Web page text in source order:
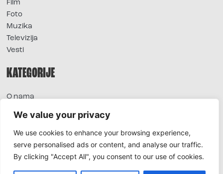
We value your privacy
We use cookies to enhance your browsing experience,
serve personalised ads or content, and analyse our traffic.
By clicking "Accept All", you consent to our use of cookies.
Film
Foto
Muzika
Televizija
Vesti
KATEGORIJE
O nama
Extra
Foto
Moda
TV